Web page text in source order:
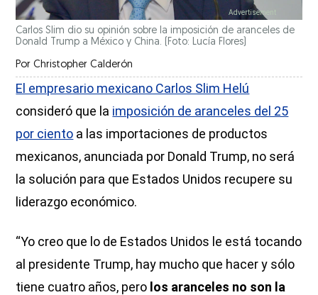
Carlos Slim dio su opinión sobre la imposición de aranceles de
Donald Trump a México y China. (Foto: Lucía Flores)
Por Christopher Calderón
El empresario mexicano Carlos Slim Helú
consideró que la imposición de aranceles del 25
por ciento a las importaciones de productos
mexicanos, anunciada por Donald Trump, no será
la solución para que Estados Unidos recupere su
liderazgo económico.
“Yo creo que lo de Estados Unidos le está tocando
al presidente Trump, hay mucho que hacer y sólo
tiene cuatro años, pero los aranceles no son la